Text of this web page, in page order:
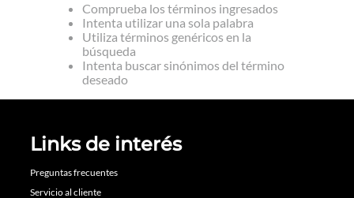
Comprueba los términos ingresados
Intenta utilizar una sola palabra
Utiliza términos genéricos en la
búsqueda
Intenta buscar sinónimos del término
deseado
Links de interés
Preguntas frecuentes
Servicio al cliente